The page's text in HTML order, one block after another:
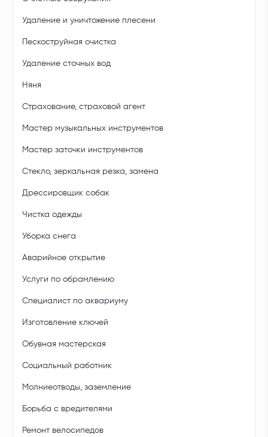
Удаление и уничтожение плесени
Пескоструйная очистка
Удаление сточных вод
Няня
Страхование, страховой агент
Мастер музыкальных инструментов
Мастер заточки инструментов
Стекло, зеркальная резка, замена
Дрессировщик собак
Чистка одежды
Уборка снега
Аварийное открытие
Услуги по обрамлению
Специалист по аквариуму
Изготовление ключей
Обувная мастерская
Социальный работник
Молниеотводы, заземление
Борьба с вредителями
Ремонт велосипедов